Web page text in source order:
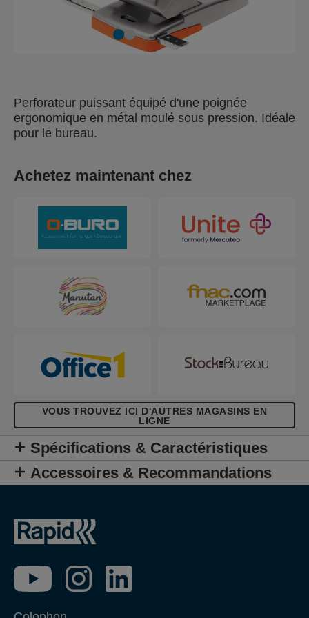
Perforateur puissant équipé d'une poignée
ergonomique en métal moulé sous pression. Idéale
pour le bureau.
Achetez maintenant chez
VOUS TROUVEZ ICI D'AUTRES MAGASINS EN
LIGNE
Spécifications & Caractéristiques
Accessoires & Recommandations